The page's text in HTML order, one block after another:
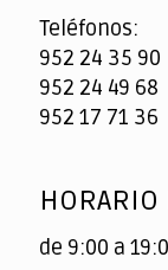
Teléfonos:
952 24 35 90
952 24 49 68
952 17 71 36
HORARIO
de 9:00 a